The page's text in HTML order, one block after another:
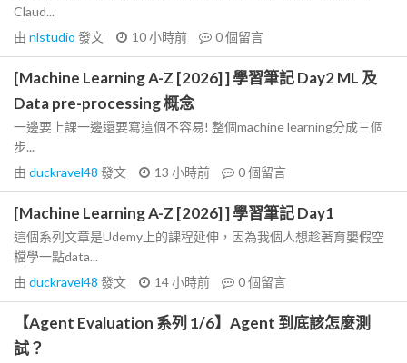
Claud...
由 nlstudio 發文 10 小時前 0個留言
[Machine Learning A-Z [2026] ] 學習筆記 Day2 ML 及
Data pre-processing 概念
一邊要上課一邊還要寫這個不容易! 整個machine learning分成三個
步...
由 duckravel48 發文 13 小時前 0個留言
[Machine Learning A-Z [2026] ] 學習筆記 Day1
這個系列文章是Udemy上的課程延伸，因為我個人想趁著育嬰假空
檔學一點data...
由 duckravel48 發文 14 小時前 0個留言
【Agent Evaluation 系列 1/6】Agent 到底該怎麼測
試？